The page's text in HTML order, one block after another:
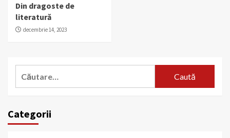
Din dragoste de
literatură
decembrie 14, 2023
Categorii